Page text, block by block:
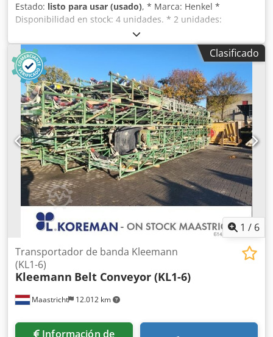
Estado: listo para usar (usado), * Marca: Henkel *
Disponibilidad en stock: 4 unidades. * 2 unidades:
longitud A-A = 20000 mm. Codpszpzktefx Aiteha * Ancho
de la banda: 650 mm. * Transmisión: caja de cambios de
7,5 kW. * 1 unidad: longitud A-A = 22000 mm. * Ancho de
la banda: 800 mm. * Transmisión: caja de cambios de 11
kW. * 1 unidad: longitud A-A = 7500 mm. * Ancho de la
banda: 800 mm. * Transmisión: caja de cambios de 4 kW.
Clasificado
1 / 6
Maastricht 12.012 km
Transportador de banda Kleemann
(KL1-6)
Kleemann Belt Conveyor (KL1-6)
Información de